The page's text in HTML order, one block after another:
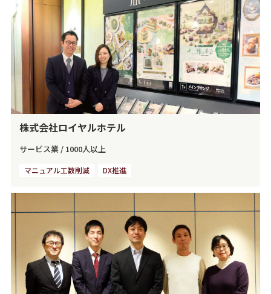
株式会社ロイヤルホテル
サービス業 / 1000人以上
マニュアル工数削減 DX推進